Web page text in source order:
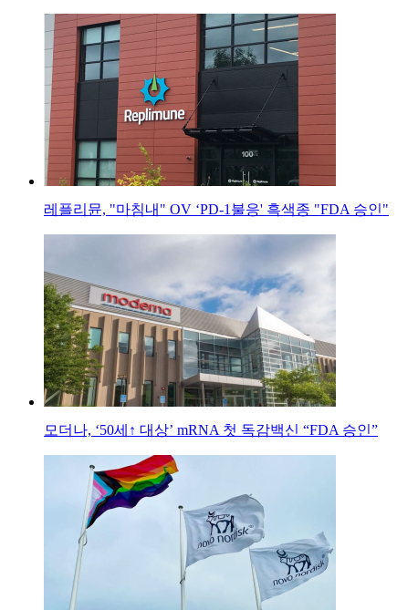
레플리뮨, "마침내" OV ‘PD-1불응' 흑색종 "FDA 승인"
모더나, ‘50세↑ 대상’ mRNA 첫 독감백신 “FDA 승인”